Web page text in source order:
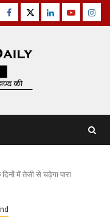
Facebook
TwitterLinkedinYoutube
में तेजी से चढ़ेगा पारा